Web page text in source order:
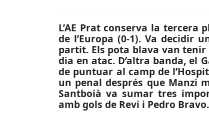
L’AE Prat conserva la
de l’Europa (0-1). Va decidir
partit. Els pota blava van
dia en atac. D’altra banda, el
de puntuar al camp de
un penal després que Manzi
Santboià va sumar tres
amb gols de Revi i Pedro Bravo.